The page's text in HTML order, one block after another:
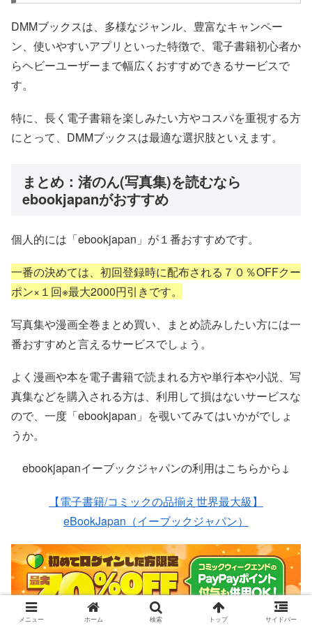
DMMブックスは、多様なジャンル、豊富なキャンペー
ン、使いやすいアプリといった特徴で、電子書籍初心者か
らヘビーユーザーまで幅広くおすすめできるサービスで
す。
特に、長く電子書籍を楽しみたい方やコスパを重視する方
にとって、DMMブックスは最適な選択肢といえます。
まとめ：渚のん(写真集)を読むなら
ebookjapanがおすすめ
個人的には「ebookjapan」が１番おすすめです。
一番の決めては、初回登録時に配布される７０％OFFクー
ポン×１回※最大2000円引きです。
写真集や漫画全巻まとめ買い、まとめ読みしたい方には一
番おすすめと言えるサービスでしょう。
よく漫画や本を電子書籍で読まれる方や単行本や小説、写
真集などを購入される方は、利用して損はないサービスな
ので、一度「ebookjapan」を覗いてみてはいかがでしょ
うか。
ebookjapanイーブックジャパンの利用はこちらから↓
【電子書籍/コミックの品揃え世界最大級】
eBookJapan（イーブックジャパン）
メニュー ホーム 検索 トップ サイドバー